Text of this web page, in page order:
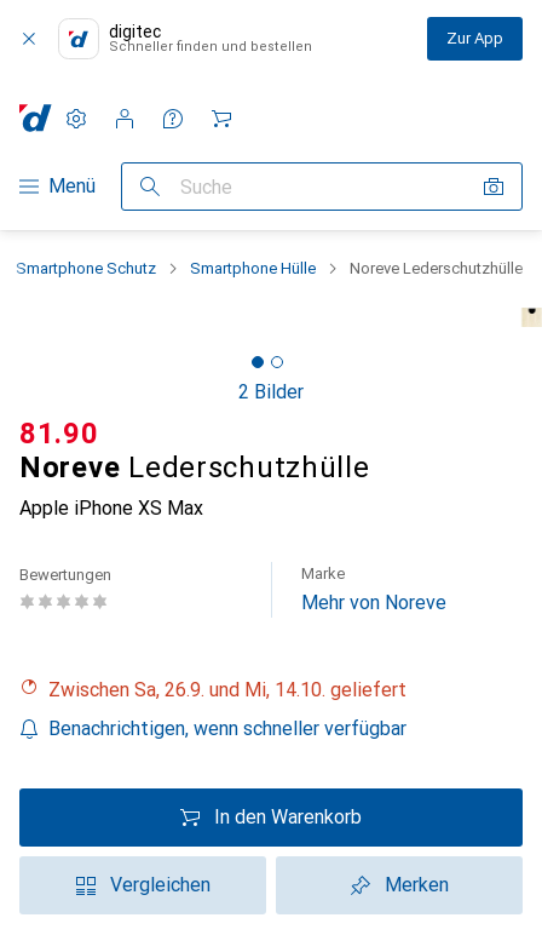
digitec
Schneller finden und bestellen Zur App
Navigation nach Kategorien
Menü Suche
Einstellungen
Kundenkonto
Vergleichslisten
Merklisten
Warenkorb
Smartphone Schutz Smartphone Hülle Noreve Lederschutzhülle
2 Bilder
Noreve Lederschutzhülle
Apple iPhone XS Max
CHF
81.90
Bewertungen Marke
Mehr von Noreve
Zwischen Sa, 26.9. und Mi, 14.10. geliefert
Benachrichtigen, wenn schneller verfügbar
In den Warenkorb
Vergleichen Merken